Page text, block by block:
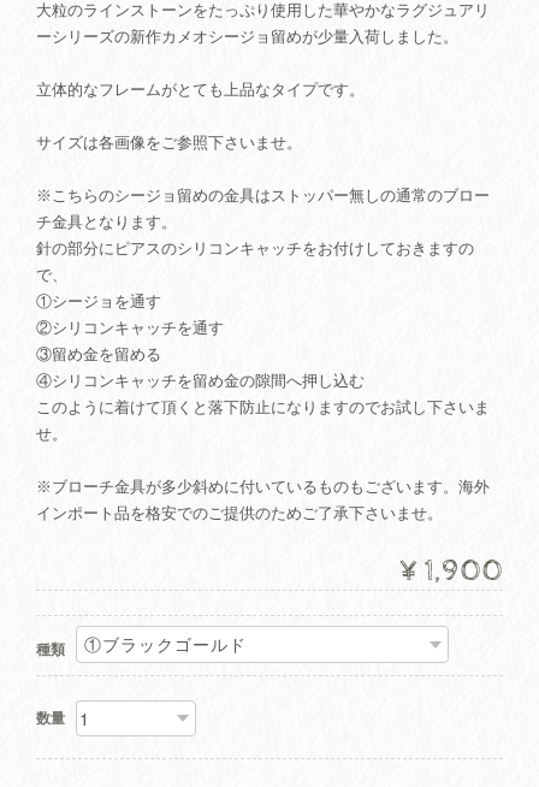
大粒のラインストーンをたっぷり使用した華やかなラグジュアリ
ーシリーズの新作カメオシージョ留めが少量入荷しました。
立体的なフレームがとても上品なタイプです。
サイズは各画像をご参照下さいませ。
※こちらのシージョ留めの金具はストッパー無しの通常のブロー
チ金具となります。
針の部分にピアスのシリコンキャッチをお付けしておきますの
で、
①シージョを通す
②シリコンキャッチを通す
③留め金を留める
④シリコンキャッチを留め金の隙間へ押し込む
このように着けて頂くと落下防止になりますのでお試し下さいま
せ。
※ブローチ金具が多少斜めに付いているものもございます。海外
インポート品を格安でのご提供のためご了承下さいませ。
¥1,900
種類
数量